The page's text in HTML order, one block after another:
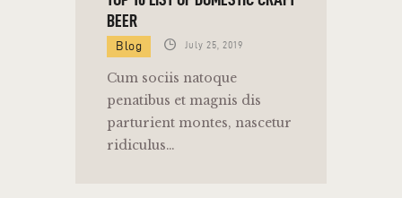
BEER
Blog July 25, 2019
Cum sociis natoque
penatibus et magnis dis
parturient montes, nascetur
ridiculus…